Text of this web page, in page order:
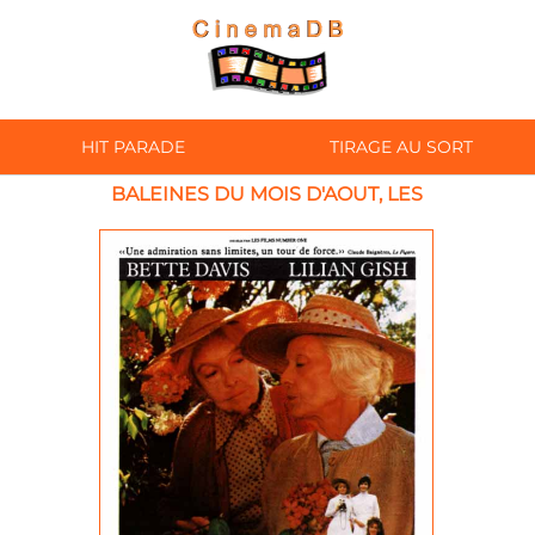
HIT PARADE TIRAGE AU SORT
BALEINES DU MOIS D'AOUT, LES